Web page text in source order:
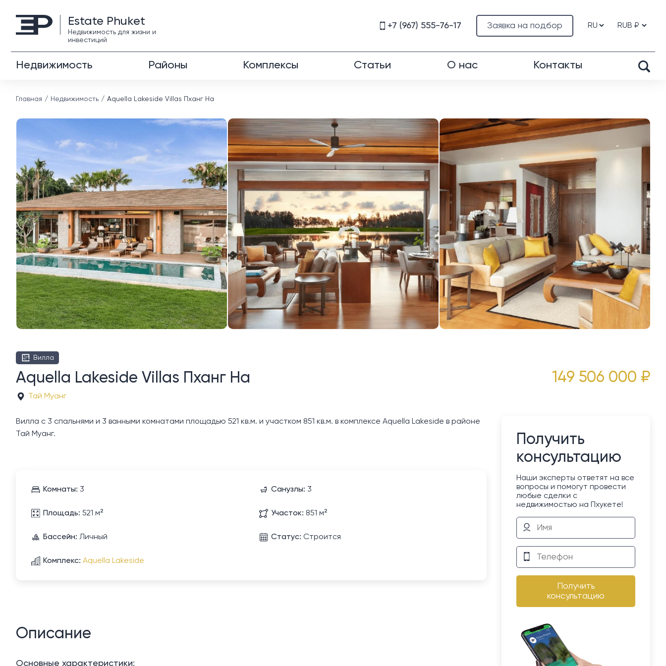
Estate Phuket
Недвижимость для жизни и
инвестиций
Заявка на подбор
+7 (967) 555-76-17
Недвижимость Районы Комплексы Статьи О нас Контакты
Главная Недвижимость Aquella Lakeside Villas Пханг На
Вилла
Aquella Lakeside Villas Пханг На
Тай Муанг
149 506 000 ₽
Вилла с 3 спальнями и 3 ванными комнатами площадью 521 кв.м. и участком 851 кв.м. в комплексе Aquella Lakeside в районе
Тай Муанг.
Комнаты: 3 Санузлы: 3
Площадь: 521 м² Участок: 851 м²
Бассейн: Личный Статус: Строится
Комплекс: Aquella Lakeside
Описание
Основные характеристики:
Получить
консультацию
Наши эксперты ответят на все
вопросы и помогут провести
любые сделки с
недвижимостью на Пхукете!
Получить
консультацию